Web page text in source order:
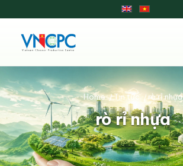
rò rỉ nhựa
Home /Tin tức /rò rỉ nhựa